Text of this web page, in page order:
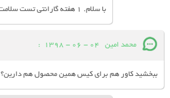
با سلام. 1 هفته گارانتی تست سلامت دارد
محمد امین 04 - 06 - 1398
:
ببخشید کاور هم برای کیس همین محصول هم دارین؟